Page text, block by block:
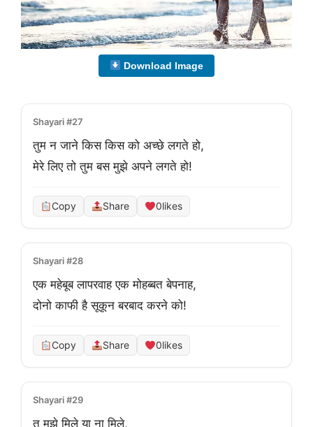
Download Image
Shayari #27
तुम न जाने किस किस को अच्छे लगते हो,
मेरे लिए तो तुम बस मुझे अपने लगते हो!
Copy Share 0likes
Shayari #28
एक महेबूब लापरवाह एक मोहब्बत बेपनाह,
दोनो काफी है सूकून बरबाद करने को!
Copy Share 0likes
Shayari #29
तू मुझे मिले या ना मिले,